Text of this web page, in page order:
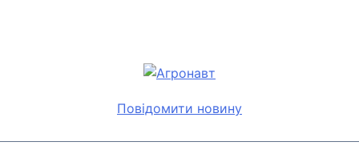
Агронавт
Новини українського агробізнесу
Повідомити новину